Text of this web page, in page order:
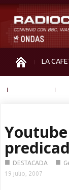
LA
■ DESTACADA ■
19 julio, 2007